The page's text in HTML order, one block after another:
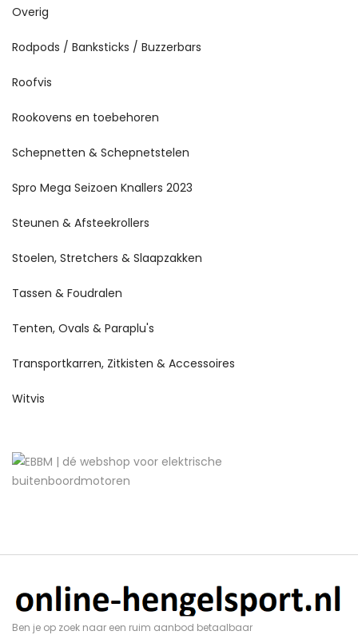
Overig
Rodpods / Banksticks / Buzzerbars
Roofvis
Rookovens en toebehoren
Schepnetten & Schepnetstelen
Spro Mega Seizoen Knallers 2023
Steunen & Afsteekrollers
Stoelen, Stretchers & Slaapzakken
Tassen & Foudralen
Tenten, Ovals & Paraplu's
Transportkarren, Zitkisten & Accessoires
Witvis
Ben je op zoek naar een ruim aanbod betaalbaar